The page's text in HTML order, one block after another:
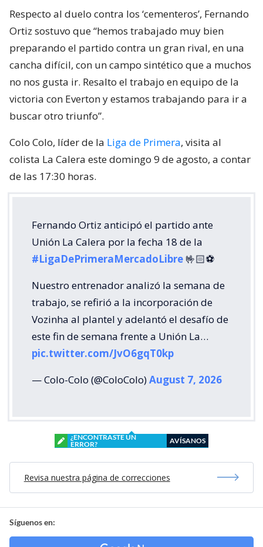
Respecto al duelo contra los ‘cementeros’, Fernando
Ortiz sostuvo que “hemos trabajado muy bien
preparando el partido contra un gran rival, en una
cancha difícil, con un campo sintético que a muchos
no nos gusta ir. Resalto el trabajo en equipo de la
victoria con Everton y estamos trabajando para ir a
buscar otro triunfo”.
Colo Colo, líder de la Liga de Primera, visita al
colista La Calera este domingo 9 de agosto, a contar
de las 17:30 horas.
Fernando Ortiz anticipó el partido ante
Unión La Calera por la fecha 18 de la
#LigaDePrimeraMercadoLibre 🤟🏻⚽️
Nuestro entrenador analizó la semana de
trabajo, se refirió a la incorporación de
Vozinha al plantel y adelantó el desafío de
este fin de semana frente a Unión La…
pic.twitter.com/JvO6gqT0kp
— Colo-Colo (@ColoColo)August 7, 2026
¿ENCONTRASTE UN
ERROR?
AVÍSANOS
Revisa nuestra página de correcciones
Síguenos en: